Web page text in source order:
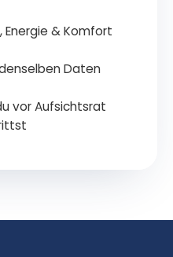
Energie & Komfort
Daten
vor Aufsichtsrat